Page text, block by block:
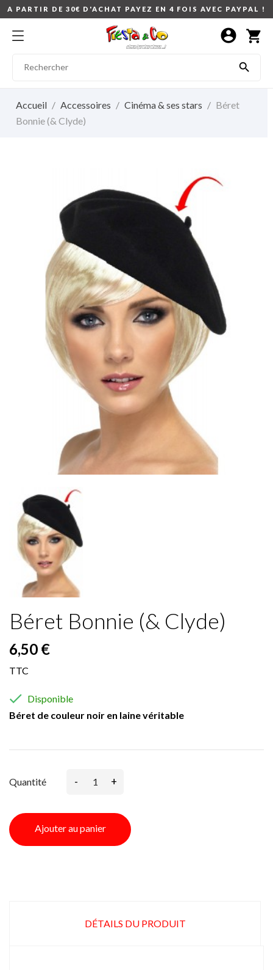
A PARTIR DE 30€ D'ACHAT PAYEZ EN 4 FOIS AVEC PAYPAL !
shopping_cart

account_circle
Accueil Accessoires Cinéma & ses stars
Béret
Bonnie (& Clyde)
Béret Bonnie (& Clyde)
6,50 €
TTC
 Disponible
Béret de couleur noir en laine véritable
Quantité - +
Ajouter au panier
DÉTAILS DU PRODUIT